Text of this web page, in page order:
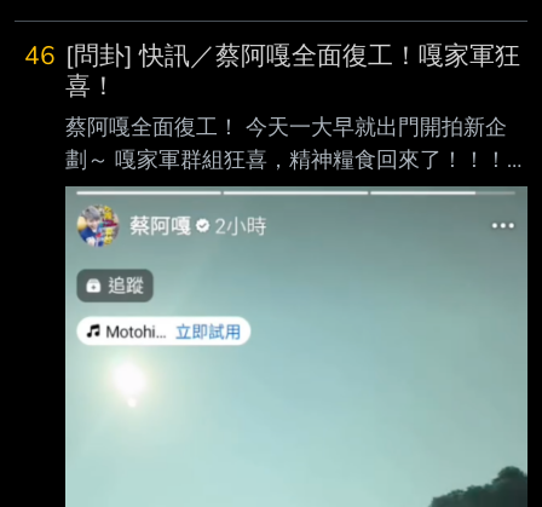
是，光是接受三個月的照護，就有近93％長者表
示「更快樂 」，顛覆外界對傳統養老院
署，我們學校校長這樣子亂搞，不怕下次換校長
出大事嗎？有沒有八卦？ -- 美國校長說萊爾校
長想搞獨立，叫萊爾校長惦惦欸，還說萊爾校園
偷了美國學校的晶片生 意
46 [問卦] 快訊／蔡阿嘎全面復工！嘎家軍狂
喜！
蔡阿嘎全面復工！ 今天一大早就出門開拍新企
劃～ 嘎家軍群組狂喜，精神糧食回來了！！！
https://i.imgur.com/1e8dgAA.png
https://i.imgur.com/tXkL82N.png 反正數百萬粉
正台灣人很健忘，下個月就沒人討論啦！讚啦！
--